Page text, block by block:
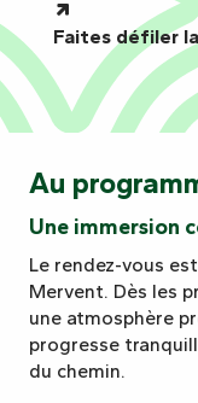
Faites défiler
Au
Une immersion
Le rendez-vous
Mervent. Dès les
une atmosphère
progresse
du chemin.